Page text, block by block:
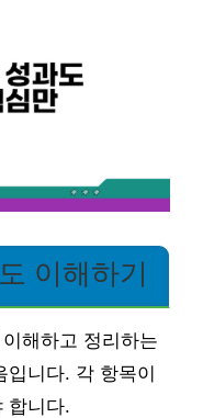
이해하기
해하고 정리하는
입니다. 각 항목이
합니다.